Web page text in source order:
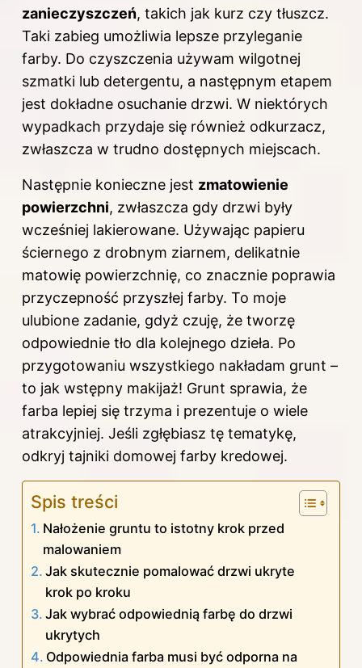
zanieczyszczeń, takich jak kurz czy tłuszcz.
Taki zabieg umożliwia lepsze przyleganie
farby. Do czyszczenia używam wilgotnej
szmatki lub detergentu, a następnym etapem
jest dokładne osuchanie drzwi. W niektórych
wypadkach przydaje się również odkurzacz,
zwłaszcza w trudno dostępnych miejscach.
Następnie konieczne jest zmatowienie
powierzchni, zwłaszcza gdy drzwi były
wcześniej lakierowane. Używając papieru
ściernego z drobnym ziarnem, delikatnie
matowię powierzchnię, co znacznie poprawia
przyczepność przyszłej farby. To moje
ulubione zadanie, gdyż czuję, że tworzę
odpowiednie tło dla kolejnego dzieła. Po
przygotowaniu wszystkiego nakładam grunt –
to jak wstępny makijaż! Grunt sprawia, że
farba lepiej się trzyma i prezentuje o wiele
atrakcyjniej. Jeśli zgłębiasz tę tematykę,
odkryj tajniki domowej farby kredowej.
Spis treści
Nałożenie gruntu to istotny krok przed
malowaniem
Jak skutecznie pomalować drzwi ukryte
krok po kroku
Jak wybrać odpowiednią farbę do drzwi
ukrytych
Odpowiednia farba musi być odporna na